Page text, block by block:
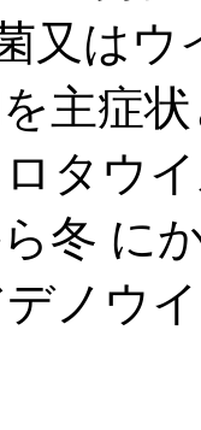
又は
主症
タウ
冬 に
ノウ